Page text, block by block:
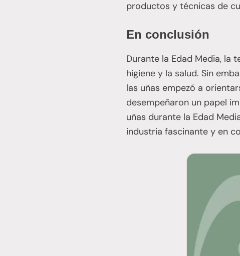
productos y técnicas de
En conclusión
Durante la Edad Media, la
higiene y la salud. Sin
las uñas empezó a
desempeñaron un papel
uñas durante la Edad
industria fascinante y en